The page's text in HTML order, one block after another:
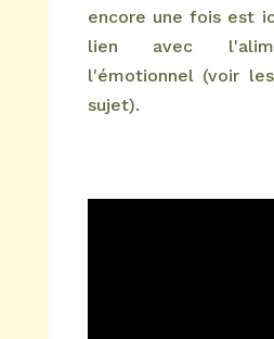
encore une fois est
lien avec
l'émotionnel (voir
sujet).